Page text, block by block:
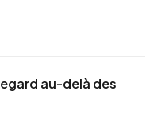
au-delà des